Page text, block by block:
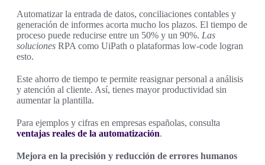
Automatizar la entrada de datos, conciliaciones contables y
generación de informes acorta mucho los plazos. El tiempo de
proceso puede reducirse entre un 50% y un 90%. Las
soluciones RPA como UiPath o plataformas low-code logran
esto.
Este ahorro de tiempo te permite reasignar personal a análisis
y atención al cliente. Así, tienes mayor productividad sin
aumentar la plantilla.
Para ejemplos y cifras en empresas españolas, consulta
ventajas reales de la automatización.
Mejora en la precisión y reducción de errores humanos